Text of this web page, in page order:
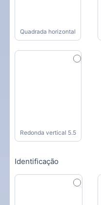
Quadrada horizontal
Redonda vertical 5.5
Identificação